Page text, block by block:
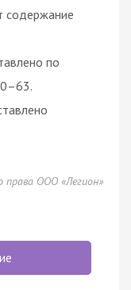
содержание
по
права ООО «Легион»